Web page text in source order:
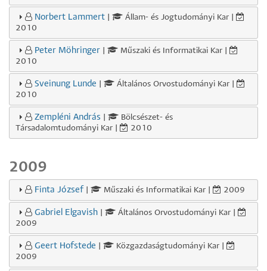
Norbert Lammert
Állam- és Jogtudományi Kar |
2010
Peter Möhringer
Műszaki és Informatikai Kar |
2010
Sveinung Lunde
Általános Orvostudományi Kar |
2010
Zempléni András
Bölcsészet- és
Társadalomtudományi Kar |
2010
2009
Finta József Műszaki és Informatikai Kar | 2009
Gabriel Elgavish
Általános Orvostudományi Kar |
2009
Geert Hofstede
Közgazdaságtudományi Kar |
2009